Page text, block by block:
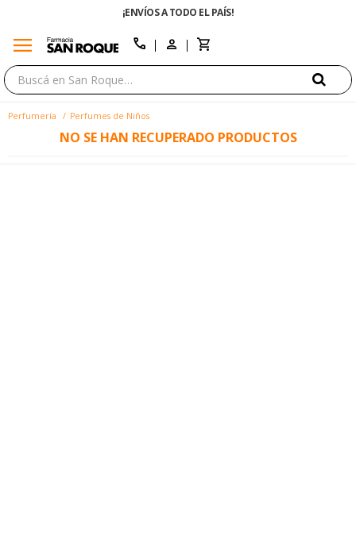
¡ENVÍOS A TODO EL PAÍS!
menu call
Perfumería Perfumes de Niños
NO SE HAN RECUPERADO PRODUCTOS
close